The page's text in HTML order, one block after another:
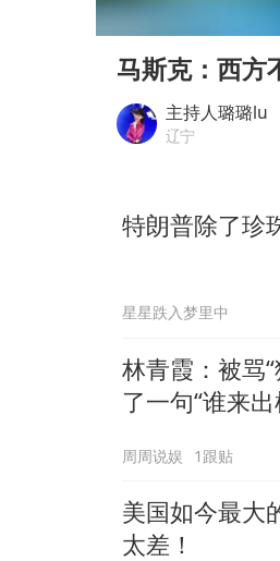
00:00
马斯克：西方
主持人璐璐lu
辽宁
特朗普除了珍
星星跌入梦里中
林青霞：被骂
了一句“谁来
周周说娱 1跟贴
美国如今最大
太差！